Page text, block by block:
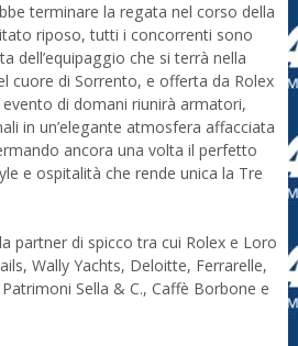
terminare la regata nel corso della
riposo, tutti i concorrenti sono
dell’equipaggio che si terrà nella
cuore di Sorrento, e offerta da Rolex
evento di domani riunirà armatori,
in un’elegante atmosfera affacciata
ancora una volta il perfetto
e ospitalità che rende unica la Tre
partner di spicco tra cui Rolex e Loro
Wally Yachts, Deloitte, Ferrarelle,
Sella & C., Caffè Borbone e